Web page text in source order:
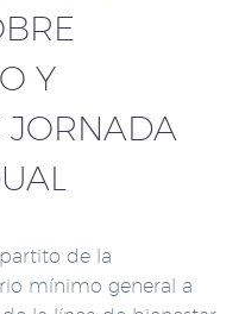
Y
JORNADA
de la
mínimo general a